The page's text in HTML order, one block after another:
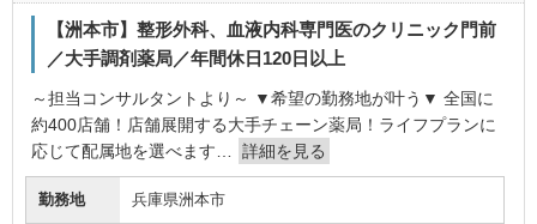
【洲本市】整形外科、血液内科専門医のクリニック門前
／大手調剤薬局／年間休日120日以上
～担当コンサルタントより～ ▼希望の勤務地が叶う▼ 全国に
約400店舗！店舗展開する大手チェーン薬局！ライフプランに
応じて配属地を選べます…
詳細を見る
勤務地 兵庫県洲本市